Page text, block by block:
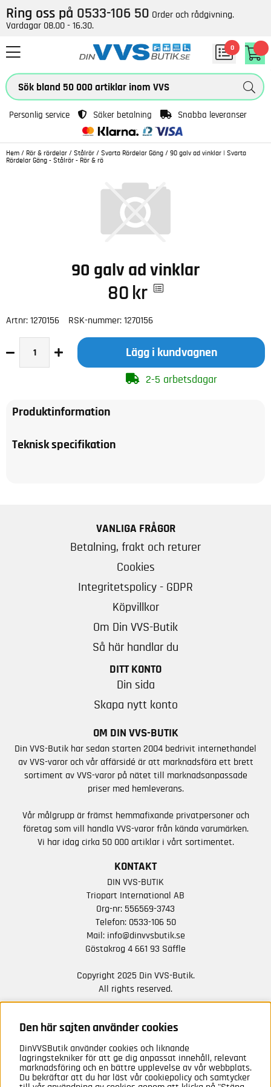
Ring oss på 0533-106 50 Order och rådgivning.
Vardagar 08.00 - 16.30.
0
Personlig service Säker betalning Snabba leveranser
Hem / Rör & rördelar / Stålrör / Svarta Rördelar Gäng / 90 galv ad vinklar | Svarta
Rördelar Gäng - Stålrör - Rör & rö
90 galv ad vinklar
80 kr
Artnr: 1270156 RSK-nummer: 1270156
Lägg i kundvagnen
2-5 arbetsdagar
Produktinformation
Teknisk specifikation
VANLIGA FRÅGOR
Betalning, frakt och returer
Cookies
Integritetspolicy - GDPR
Köpvillkor
Om Din VVS-Butik
Så här handlar du
DITT KONTO
Din sida
Skapa nytt konto
OM DIN VVS-BUTIK
Din VVS-Butik har sedan starten 2004 bedrivit internethandel
av VVS-varor och vår affärsidé är att marknadsföra ett brett
sortiment av VVS-varor på nätet till marknadsanpassade
priser med hemleverans.
Vår målgrupp är främst hemmafixande privatpersoner och
företag som vill handla VVS-varor från kända varumärken.
Vi har idag cirka 50 000 artiklar i vårt sortimentet.
KONTAKT
DIN VVS-BUTIK
Triopart International AB
Org-nr: 556569-3743
Telefon: 0533-106 50
Mail: info@dinvvsbutik.se
Göstakrog 4 661 93 Säffle
Copyright 2025 Din VVS-Butik.
All rights reserved.
NYHETER FRÅN OSS
Anmäl mig
Den här sajten använder cookies
DinVVSButik använder cookies och liknande
lagringstekniker för att ge dig anpassat innehåll, relevant
marknadsföring och en bättre upplevelse av vår webbplats.
Du bekräftar att du har läst vår cookiepolicy och samtycker